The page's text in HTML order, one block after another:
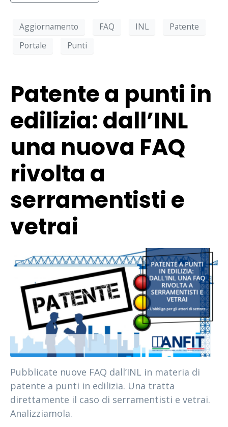
Aggiornamento FAQ INL
Patente
Portale
Punti
Patente a punti in
edilizia: dall’INL
una nuova FAQ
rivolta a
serramentisti e
vetrai
Pubblicate nuove FAQ dall’INL in materia di
patente a punti in edilizia. Una tratta
direttamente il caso di serramentisti e vetrai.
Analizziamola.